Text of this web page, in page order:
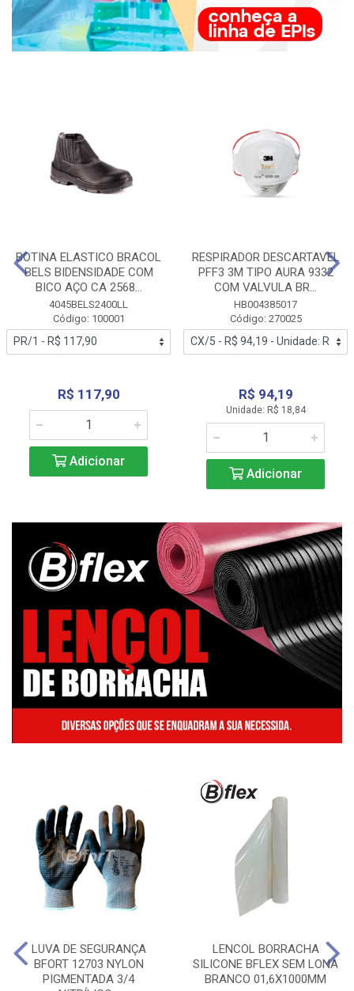
BOTINA ELASTICO BRACOL
BELS BIDENSIDADE COM
BICO AÇO CA 2568...
4045BELS2400LL
Código: 100001
R$ 117,90
Adicionar
RESPIRADOR DESCARTAVEL
PFF3 3M TIPO AURA 9332
COM VALVULA BR...
HB004385017
Código: 270025
R$ 94,19
Unidade: R$ 18,84
Adicionar
LUVA DE SEGURANÇA
BFORT 12703 NYLON
PIGMENTADA 3/4
LENCOL BORRACHA
SILICONE BFLEX SEM LONA
BRANCO 01,6X1000MM